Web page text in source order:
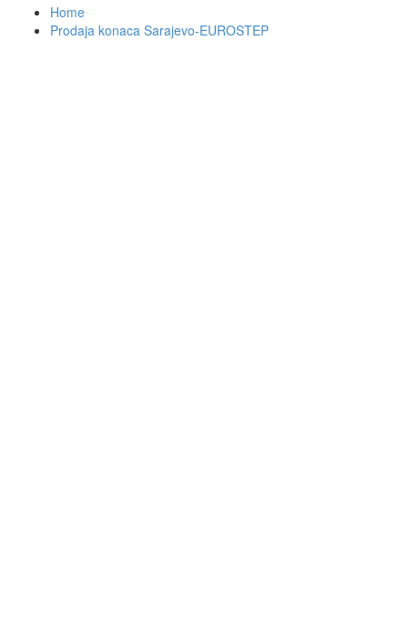
Home
Prodaja konaca Sarajevo-EUROSTEP